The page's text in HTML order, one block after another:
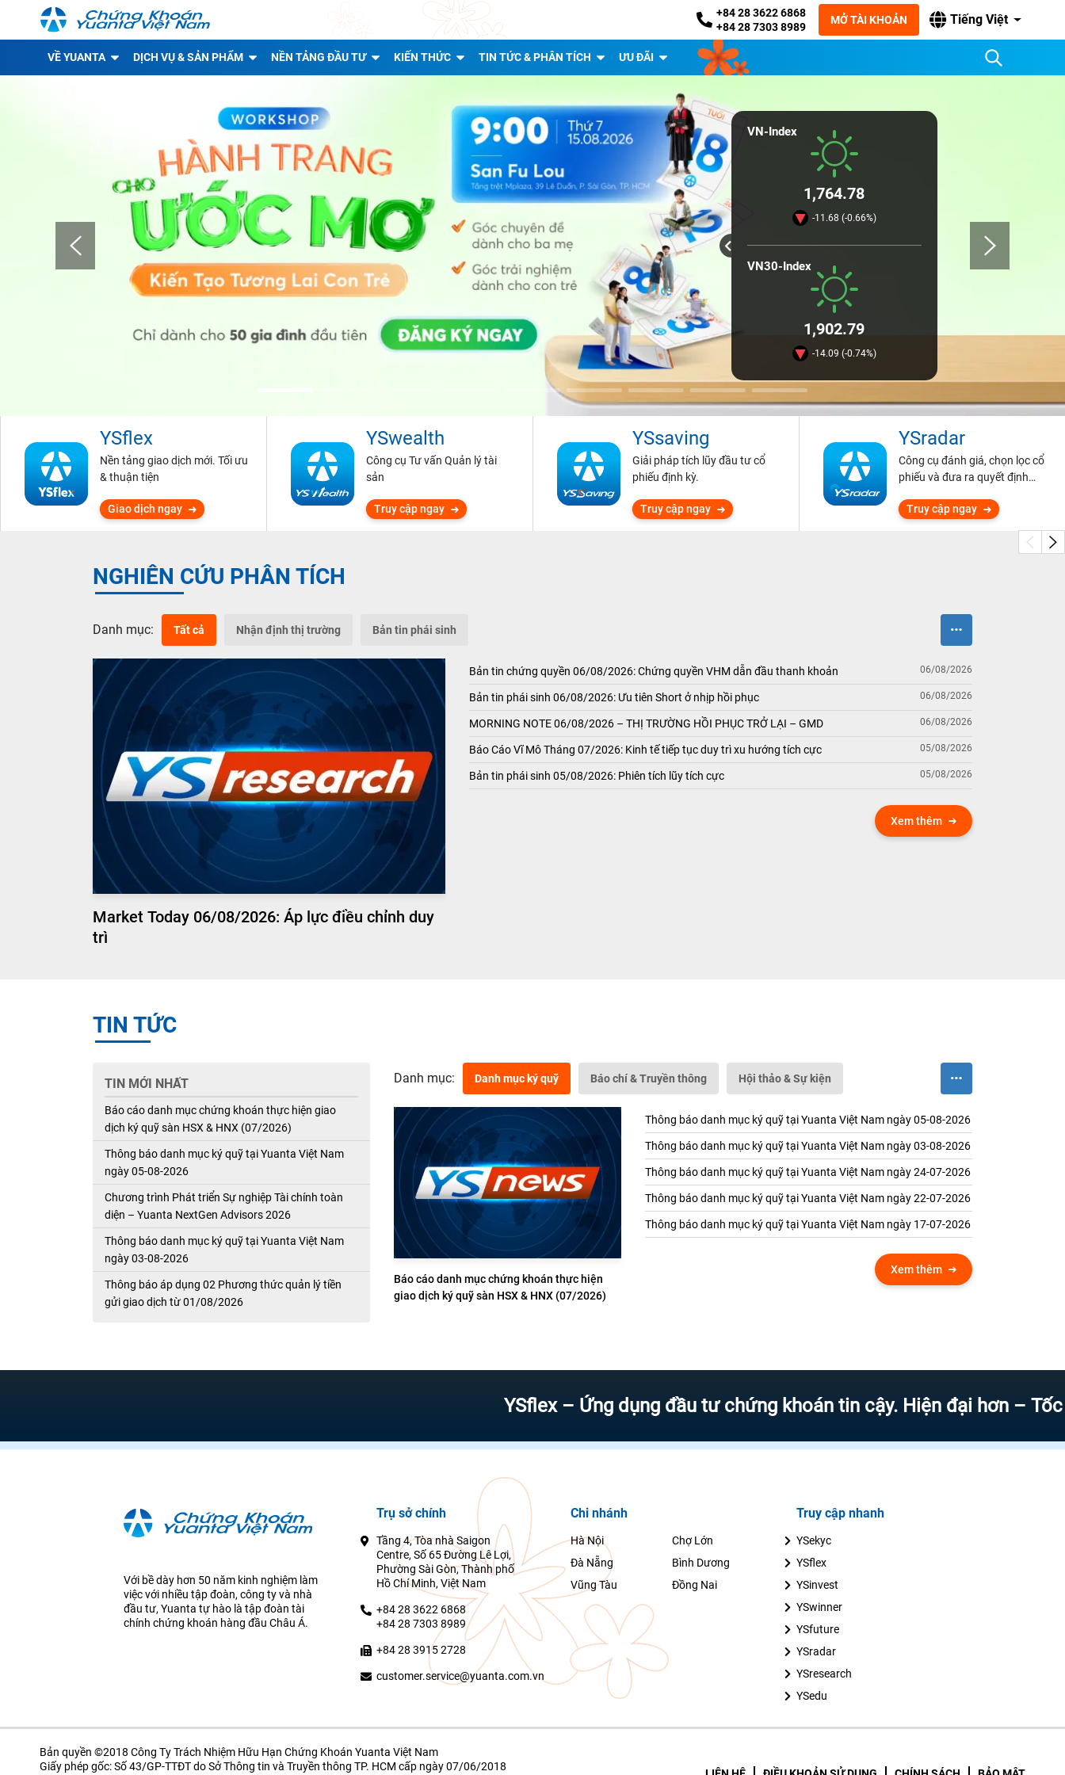
+84 28 3622 6868
+84 28 7303 8989
MỞ TÀI KHOẢN Tiếng Việt
VỀ YUANTA DỊCH VỤ & SẢN PHẨM NỀN TẢNG ĐẦU TƯ KIẾN THỨC TIN TỨC & PHÂN TÍCH ƯU ĐÃI
VN-Index
1,764.78
-11.68 (-0.66%)
VN30-Index
1,902.79
-14.09 (-0.74%)
YSflex
Nền tảng giao dịch mới. Tối ưu
& thuận tiện
Giao dịch ngay
YSwealth
Công cụ Tư vấn Quản lý tài
sản
Truy cập ngay
YSsaving
Giải pháp tích lũy đầu tư cổ
phiếu định kỳ.
Truy cập ngay
YSradar
Công cụ đánh giá, chọn lọc cổ
phiếu và đưa ra quyết định
Truy cập ngay
NGHIÊN CỨU PHÂN TÍCH
Danh mục: Tất cả Nhận định thị trường Bản tin phái sinh
Market Today 06/08/2026: Áp lực điều chỉnh duy
trì
Bản tin chứng quyền 06/08/2026: Chứng quyền VHM dẫn đầu thanh khoản 06/08/2026
Bản tin phái sinh 06/08/2026: Ưu tiên Short ở nhịp hồi phục 06/08/2026
MORNING NOTE 06/08/2026 – THỊ TRƯỜNG HỒI PHỤC TRỞ LẠI – GMD 06/08/2026
Báo Cáo Vĩ Mô Tháng 07/2026: Kinh tế tiếp tục duy trì xu hướng tích cực 05/08/2026
Bản tin phái sinh 05/08/2026: Phiên tích lũy tích cực 05/08/2026
Xem thêm
TIN TỨC
TIN MỚI NHẤT
Báo cáo danh mục chứng khoán thực hiện giao
dịch ký quỹ sàn HSX & HNX (07/2026)
Thông báo danh mục ký quỹ tại Yuanta Việt Nam
ngày 05-08-2026
Chương trình Phát triển Sự nghiệp Tài chính toàn
diện – Yuanta NextGen Advisors 2026
Thông báo danh mục ký quỹ tại Yuanta Việt Nam
ngày 03-08-2026
Thông báo áp dụng 02 Phương thức quản lý tiền
gửi giao dịch từ 01/08/2026
Danh mục: Danh mục ký quỹ Báo chí & Truyền thông Hội thảo & Sự kiện
Báo cáo danh mục chứng khoán thực hiện
giao dịch ký quỹ sàn HSX & HNX (07/2026)
Thông báo danh mục ký quỹ tại Yuanta Việt Nam ngày 05-08-2026
Thông báo danh mục ký quỹ tại Yuanta Việt Nam ngày 03-08-2026
Thông báo danh mục ký quỹ tại Yuanta Việt Nam ngày 24-07-2026
Thông báo danh mục ký quỹ tại Yuanta Việt Nam ngày 22-07-2026
Thông báo danh mục ký quỹ tại Yuanta Việt Nam ngày 17-07-2026
Xem thêm
YSflex – Ứng dụng đầu tư chứng khoán tin cậy. Hiện đại hơn – Tốc độ
Với bề dày hơn 50 năm kinh nghiệm làm
việc với nhiều tập đoàn, công ty và nhà
đầu tư, Yuanta tự hào là tập đoàn tài
chính chứng khoán hàng đầu Châu Á.
Trụ sở chính
Tầng 4, Tòa nhà Saigon
Centre, Số 65 Đường Lê Lợi,
Phường Sài Gòn, Thành phố
Hồ Chí Minh, Việt Nam
+84 28 3622 6868
+84 28 7303 8989
+84 28 3915 2728
customer.service@yuanta.com.vn
Chi nhánh
Hà Nội
Chợ Lớn
Đà Nẵng
Bình Dương
Vũng Tàu
Đồng Nai
Truy cập nhanh
YSekyc
YSflex
YSinvest
YSwinner
YSfuture
YSradar
YSresearch
YSedu
Bản quyền ©2018 Công Ty Trách Nhiệm Hữu Hạn Chứng Khoán Yuanta Việt Nam
Giấy phép gốc: Số 43/GP-TTĐT do Sở Thông tin và Truyền thông TP. HCM cấp ngày 07/06/2018